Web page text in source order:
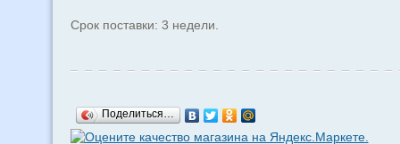
Срок поставки: 3 недели.
Поделиться…